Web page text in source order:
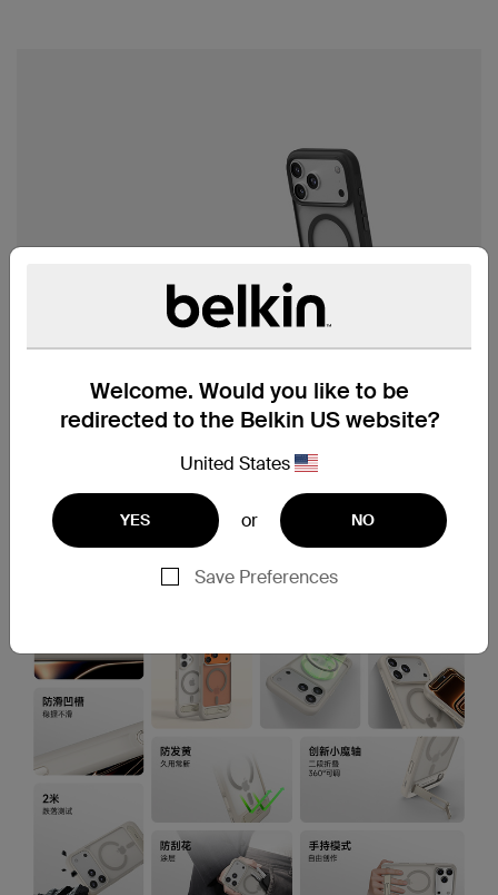
Welcome. Would you like to be
redirected to the Belkin US website?
United States
YES or NO
Save Preferences
带支架的磁吸式保护壳
iPhone 17 系列
升级防护性能，尽在掌控